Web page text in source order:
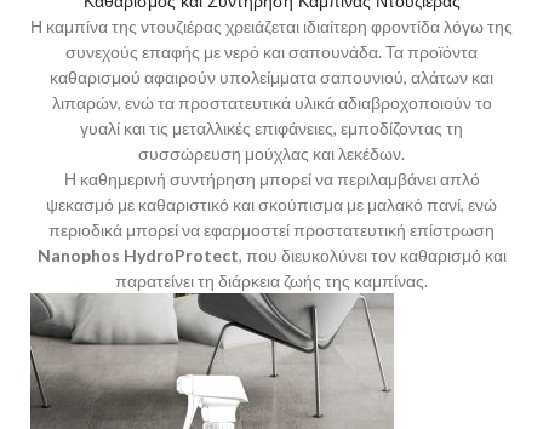
Η καμπίνα της ντουζιέρας χρειάζεται ιδιαίτερη φροντίδα λόγω της
συνεχούς επαφής με νερό και σαπουνάδα. Τα προϊόντα
καθαρισμού αφαιρούν υπολείμματα σαπουνιού, αλάτων και
λιπαρών, ενώ τα προστατευτικά υλικά αδιαβροχοποιούν το
γυαλί και τις μεταλλικές επιφάνειες, εμποδίζοντας τη
συσσώρευση μούχλας και λεκέδων.
Η καθημερινή συντήρηση μπορεί να περιλαμβάνει απλό
ψεκασμό με καθαριστικό και σκούπισμα με μαλακό πανί, ενώ
περιοδικά μπορεί να εφαρμοστεί προστατευτική επίστρωση
Nanophos HydroProtect, που διευκολύνει τον καθαρισμό και
παρατείνει τη διάρκεια ζωής της καμπίνας.